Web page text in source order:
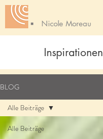
Nicole Moreau
Inspirationen
BLOG
Alle Beiträge
Alle Beiträge